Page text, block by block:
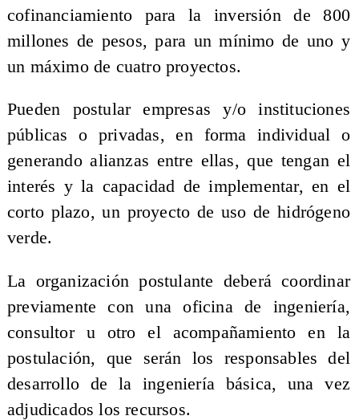
cofinanciamiento para la inversión de 800
millones de pesos, para un mínimo de uno y
un máximo de cuatro proyectos.
Pueden postular empresas y/o instituciones
públicas o privadas, en forma individual o
generando alianzas entre ellas, que tengan el
interés y la capacidad de implementar, en el
corto plazo, un proyecto de uso de hidrógeno
verde.
La organización postulante deberá coordinar
previamente con una oficina de ingeniería,
consultor u otro el acompañamiento en la
postulación, que serán los responsables del
desarrollo de la ingeniería básica, una vez
adjudicados los recursos.